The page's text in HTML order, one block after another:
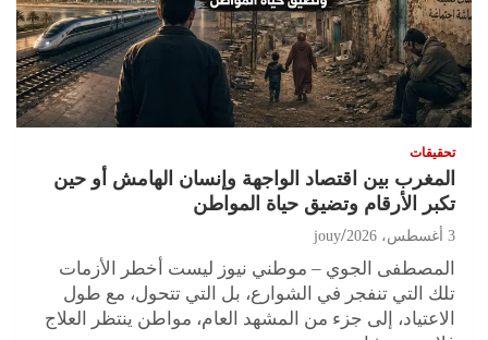
تحقيقات
المغرب بين اقتصاد الواجهة وإنسان الهامش أو حين
تكبر الأرقام وتضيق حياة المواطن
3 أغسطس، 2026 jouy
المصطفى الجوي – موطني نيوز ليست أخطر الأزمات
تلك التي تنفجر في الشوارع، بل التي تتحول، مع طول
الاعتياد، إلى جزء من المشهد العام، مواطن ينتظر العلاج